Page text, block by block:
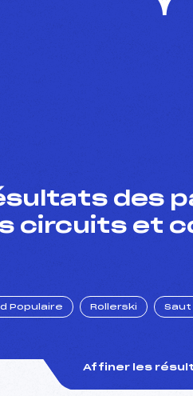
des
circuits et
Populaire Rollerski Saut
Affiner les